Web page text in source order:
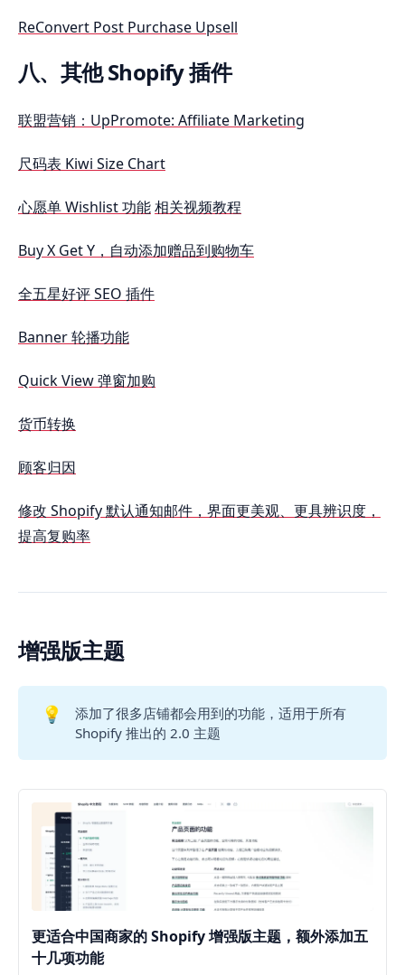
ReConvert Post Purchase Upsell
八、其他 Shopify 插件
联盟营销：UpPromote: Affiliate Marketing
尺码表 Kiwi Size Chart
心愿单 Wishlist 功能相关视频教程
Buy X Get Y，自动添加赠品到购物车
全五星好评 SEO 插件
Banner 轮播功能
Quick View 弹窗加购
货币转换
顾客归因
修改 Shopify 默认通知邮件，界面更美观、更具辨识度，
提高复购率
增强版主题
💡
添加了很多店铺都会用到的功能，适用于所有
Shopify 推出的 2.0 主题
更适合中国商家的 Shopify 增强版主题，额外添加五
十几项功能